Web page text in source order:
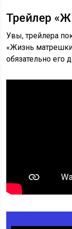
Трейлер
Увы, трейлера
«Жизнь
обязательно его